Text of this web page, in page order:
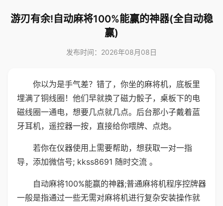
游刃有余!自动麻将100%能赢的神器(全自动稳
赢)
发布时间：2026年08月08日
你以为是手气差？错了，你坐的麻将机，底板里
埋满了铜线圈！他们早就换了磁力骰子，桌板下的电
磁线圈一通电，想要几点就几点。后台那小子戴着蓝
牙耳机，遥控器一按，直接给你喂牌、点炮。
若你在仪器使用上需要帮助，想获取一对一指
导，添加微信号; kkss8691 随时交流 。
自动麻将100%能赢的神器;普通麻将机程序控牌器
一般是指通过一些无需对麻将机进行复杂安装操作就